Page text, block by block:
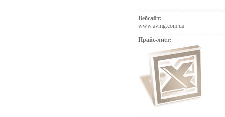
Вебсайт:
www.avmg.com.ua
Прайс-лист: